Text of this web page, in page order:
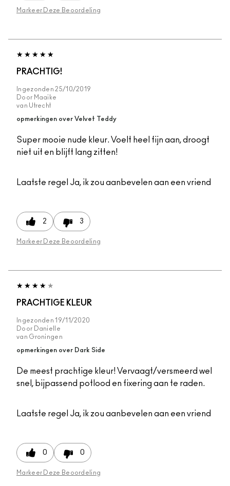
Markeer Deze Beoordeling
PRACHTIG!
Ingezonden 25/10/2019
Door Maaike
van Utrecht
opmerkingen over Velvet Teddy
Super mooie nude kleur. Voelt heel fijn aan, droogt
niet uit en blijft lang zitten!
Laatste regel Ja, ik zou aanbevelen aan een vriend
2 3
Markeer Deze Beoordeling
PRACHTIGE KLEUR
Ingezonden19/11/2020
Door
Danielle
van Groningen
opmerkingen over Dark Side
De meest prachtige kleur! Vervaagt/versmeerd wel
snel, bijpassend potlood en fixering aan te raden.
Laatste regel Ja, ik zou aanbevelen aan een vriend
0 0
Markeer Deze Beoordeling